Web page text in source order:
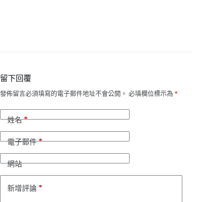
留下回覆
發佈留言必須填寫的電子郵件地址不會公開。 必填欄位標示為 *
姓名*
電子郵件*
網站
新增評論 *